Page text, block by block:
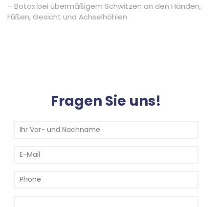
– Botox bei übermäßigem Schwitzen an den Händen,
Füßen, Gesicht und Achselhöhlen
Fragen Sie uns!